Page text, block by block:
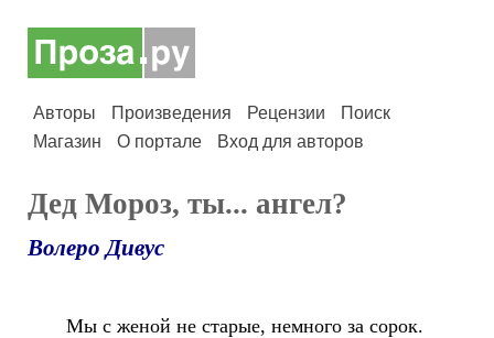
Авторы Произведения Рецензии
Поиск
Магазин
О портале Вход для авторов
Дед Мороз, ты... ангел?
Волеро Дивус
Мы с женой не старые, немного за сорок.